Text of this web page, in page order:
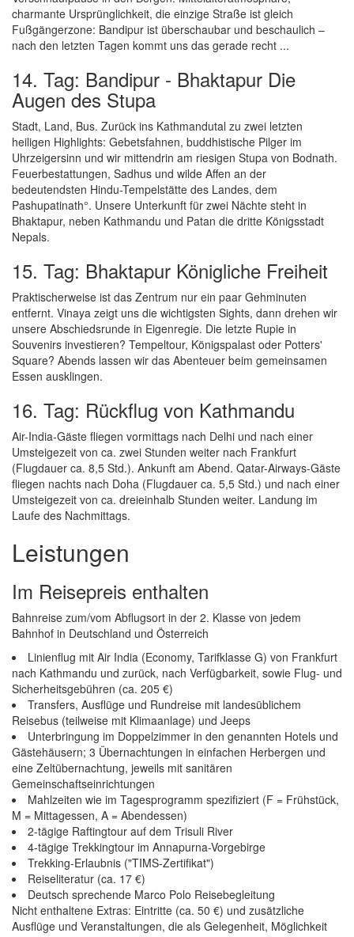
charmante Ursprünglichkeit, die einzige Straße ist gleich
Fußgängerzone: Bandipur ist überschaubar und beschaulich –
nach den letzten Tagen kommt uns das gerade recht ...
14. Tag: Bandipur - Bhaktapur Die
Augen des Stupa
Stadt, Land, Bus. Zurück ins Kathmandutal zu zwei letzten
heiligen Highlights: Gebetsfahnen, buddhistische Pilger im
Uhrzeigersinn und wir mittendrin am riesigen Stupa von Bodnath.
Feuerbestattungen, Sadhus und wilde Affen an der
bedeutendsten Hindu-Tempelstätte des Landes, dem
Pashupatinath°. Unsere Unterkunft für zwei Nächte steht in
Bhaktapur, neben Kathmandu und Patan die dritte Königsstadt
Nepals.
15. Tag: Bhaktapur Königliche Freiheit
Praktischerweise ist das Zentrum nur ein paar Gehminuten
entfernt. Vinaya zeigt uns die wichtigsten Sights, dann drehen wir
unsere Abschiedsrunde in Eigenregie. Die letzte Rupie in
Souvenirs investieren? Tempeltour, Königspalast oder Potters'
Square? Abends lassen wir das Abenteuer beim gemeinsamen
Essen ausklingen.
16. Tag: Rückflug von Kathmandu
Air-India-Gäste fliegen vormittags nach Delhi und nach einer
Umsteigezeit von ca. zwei Stunden weiter nach Frankfurt
(Flugdauer ca. 8,5 Std.). Ankunft am Abend. Qatar-Airways-Gäste
fliegen nachts nach Doha (Flugdauer ca. 5,5 Std.) und nach einer
Umsteigezeit von ca. dreieinhalb Stunden weiter. Landung im
Laufe des Nachmittags.
Leistungen
Im Reisepreis enthalten
Bahnreise zum/vom Abflugsort in der 2. Klasse von jedem
Bahnhof in Deutschland und Österreich
Linienflug mit Air India (Economy, Tarifklasse G) von Frankfurt
nach Kathmandu und zurück, nach Verfügbarkeit, sowie Flug- und
Sicherheitsgebühren (ca. 205 €)
Transfers, Ausflüge und Rundreise mit landesüblichem
Reisebus (teilweise mit Klimaanlage) und Jeeps
Unterbringung im Doppelzimmer in den genannten Hotels und
Gästehäusern; 3 Übernachtungen in einfachen Herbergen und
eine Zeltübernachtung, jeweils mit sanitären
Gemeinschaftseinrichtungen
Mahlzeiten wie im Tagesprogramm spezifiziert (F = Frühstück,
M = Mittagessen, A = Abendessen)
2-tägige Raftingtour auf dem Trisuli River
4-tägige Trekkingtour im Annapurna-Vorgebirge
Trekking-Erlaubnis ("TIMS-Zertifikat")
Reiseliteratur (ca. 17 €)
Deutsch sprechende Marco Polo Reisebegleitung
Nicht enthaltene Extras: Eintritte (ca. 50 €) und zusätzliche
Ausflüge und Veranstaltungen, die als Gelegenheit, Möglichkeit